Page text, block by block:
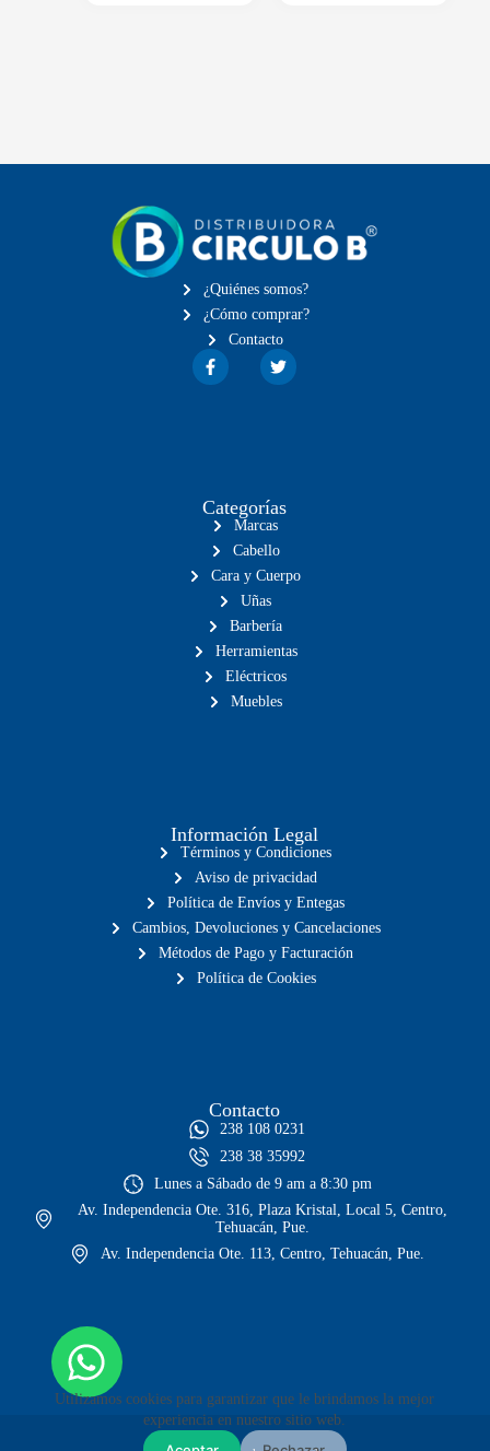
Utilizamos cookies para garantizar que le brindamos la mejor
experiencia en nuestro sitio web.
¿Quiénes somos?
¿Cómo comprar?
Contacto
Categorías
Marcas
Cabello
Cara y Cuerpo
Uñas
Barbería
Herramientas
Eléctricos
Muebles
Información Legal
Términos y Condiciones
Aviso de privacidad
Política de Envíos y Entegas
Cambios, Devoluciones y Cancelaciones
Métodos de Pago y Facturación
Política de Cookies
Contacto
238 108 0231
238 38 35992
Lunes a Sábado de 9 am a 8:30 pm
Av. Independencia Ote. 316, Plaza Kristal, Local 5, Centro,
Tehuacán, Pue.
Av. Independencia Ote. 113, Centro, Tehuacán, Pue.